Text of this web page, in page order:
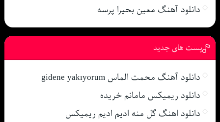
دانلود آهنگ معین بحیرا پرسه
پست های جدید
دانلود آهنگ محمت الماس gidene yakıyorum
دانلود ریمیکس مامانم خریده
دانلود اهنگ گل منه ادیم ادیم ریمیکس